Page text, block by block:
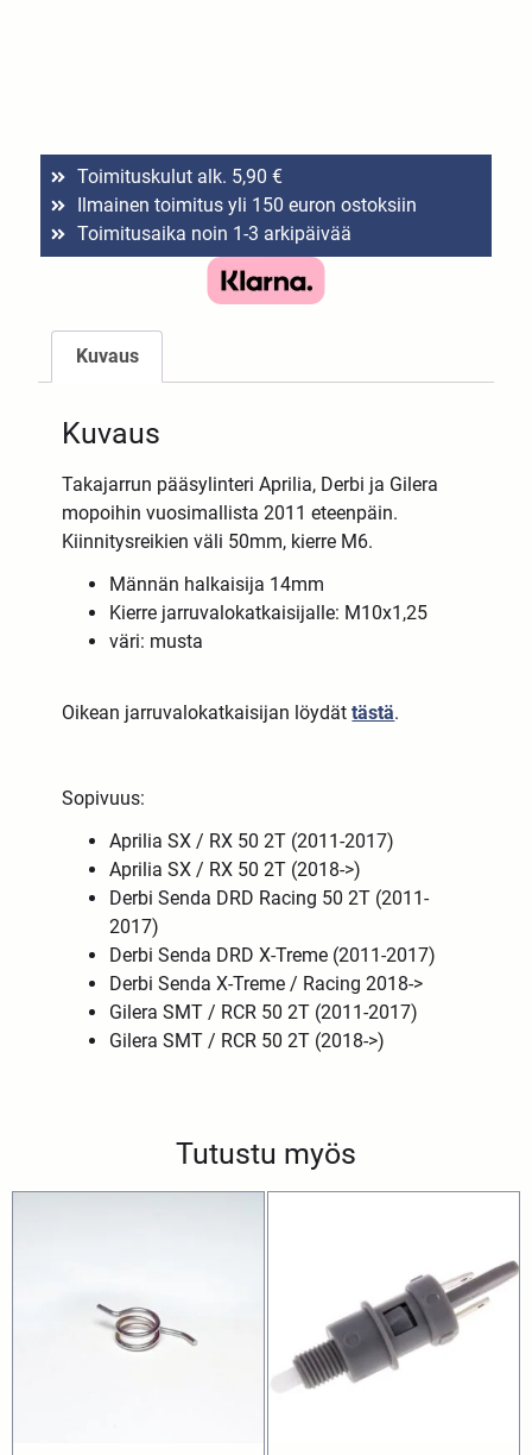
Toimituskulut alk. 5,90 €
Ilmainen toimitus yli 150 euron ostoksiin
Toimitusaika noin 1-3 arkipäivää
Kuvaus
Kuvaus
Takajarrun pääsylinteri Aprilia, Derbi ja Gilera
mopoihin vuosimallista 2011 eteenpäin.
Kiinnitysreikien väli 50mm, kierre M6.
Männän halkaisija 14mm
Kierre jarruvalokatkaisijalle: M10x1,25
väri: musta
Oikean jarruvalokatkaisijan löydättästä.
Sopivuus:
Aprilia SX / RX 50 2T (2011-2017)
Aprilia SX / RX 50 2T (2018->)
Derbi Senda DRD Racing 50 2T (2011-
2017)
Derbi Senda DRD X-Treme (2011-2017)
Derbi Senda X-Treme / Racing 2018->
Gilera SMT / RCR 50 2T (2011-2017)
Gilera SMT / RCR 50 2T (2018->)
Tutustu myös